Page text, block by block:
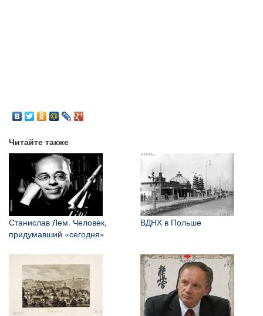
Читайте также
Станислав Лем. Человек,
придумавший «сегодня»
ВДНХ в Польше